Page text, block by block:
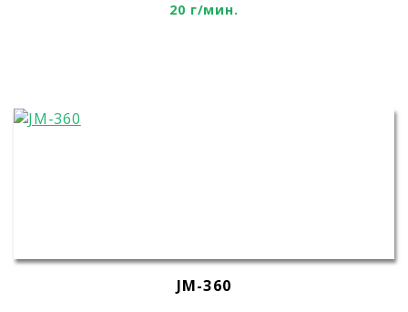
20 г/мин.
JM-360